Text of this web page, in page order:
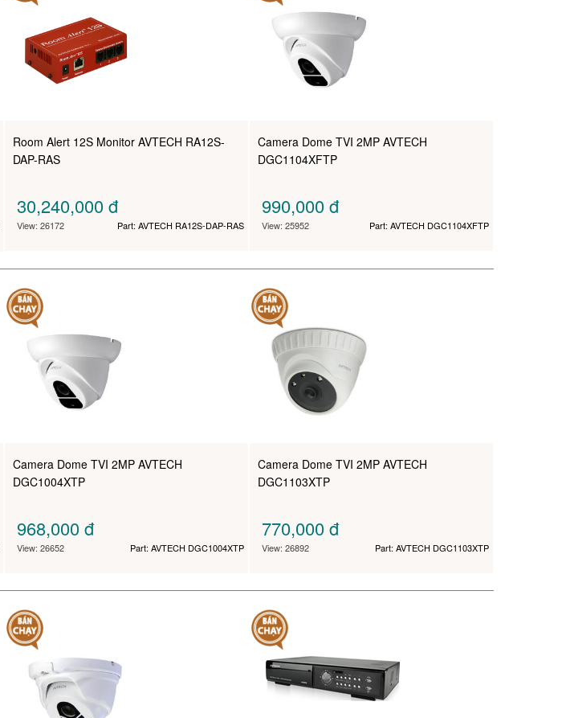
Room Alert 12S Monitor AVTECH RA12S-
DAP-RAS
30,240,000đ
View: 26172 Part: AVTECH RA12S-DAP-RAS
Camera Dome TVI 2MP AVTECH
DGC1104XFTP
990,000đ
View: 25952 Part: AVTECH DGC1104XFTP
Camera Dome TVI 2MP AVTECH
DGC1004XTP
968,000đ
View: 26652 Part: AVTECH DGC1004XTP
Camera Dome TVI 2MP AVTECH
DGC1103XTP
770,000đ
View: 26892 Part: AVTECH DGC1103XTP